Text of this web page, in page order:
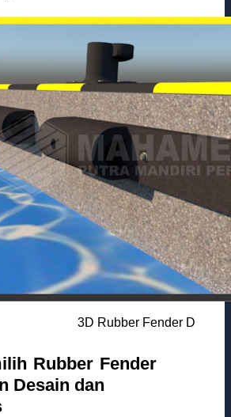
3D Rubber Fender D
Rubber Fender
Desain dan